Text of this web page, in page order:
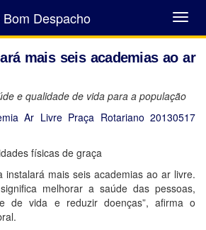
Abrir
Menu
Despacho
mais seis academias ao ar
e qualidade de vida para a população
físicas de graça
instalará mais seis academias ao ar livre.
melhorar a saúde das pessoas,
de vida e reduzir doenças”, afirma o